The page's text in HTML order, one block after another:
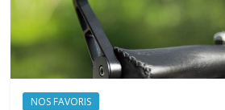
NOS FAVORIS